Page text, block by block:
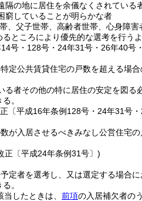
隔の地に居住を余儀なくされてい
窮していることが明らかな者
、父子世帯、高齢者世帯、心身障
ところにより優先的な選考を行う
号・128号・24年31号・26年40号
定公共賃貸住宅の戸数を超える場
者その他の特に居住の安定を図
。
〔平成16年条例128号・24年31号
が入居させるべきみなし公営住宅
正〔平成24年条例31号〕)
定者を選考し、又は選定する場合
。
したときは、 前項の入居補欠者の